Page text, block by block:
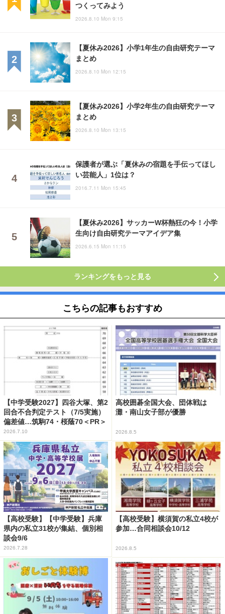
つくってみよう
2026.8.10 Mon 9:15
【夏休み2026】小学1年生の自由研究テーマ
まとめ
2026.8.10 Mon 12:15
【夏休み2026】小学2年生の自由研究テーマ
まとめ
2026.8.10 Mon 13:15
保護者が選ぶ「夏休みの宿題を手伝ってほし
い芸能人」1位は？
2016.7.11 Mon 15:45
【夏休み2026】サッカーW杯熱狂の今！小学
生向け自由研究テーマアイデア集
2026.6.15 Mon 11:15
ランキングをもっと見る
こちらの記事もおすすめ
【中学受験2027】四谷大塚、第2
回合不合判定テスト（7/5実施）
偏差値…筑駒74・桜蔭70＜PR＞
2026.7.10
高校囲碁全国大会、団体戦は
灘・南山女子部が優勝
2026.8.5
【高校受験】【中学受験】兵庫
県内の私立31校が集結、個別相
談会9/6
2026.7.28
【高校受験】横須賀の私立4校が
参加…合同相談会10/12
2026.8.5